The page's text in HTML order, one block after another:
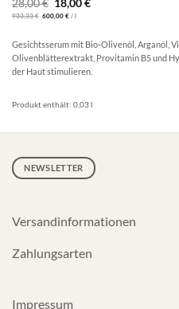
28,00€
Preis
war:
18,00€
933,33€ 600,00€ /l
Gesichtsserum mit Bio-Olivenöl, Arganöl,
Olivenblätterextrakt, Provitamin B5 und
der Haut stimulieren.
Produkt enthält: 0,03l
NEWSLETTER
Versandinformationen
Zahlungsarten
Impressum